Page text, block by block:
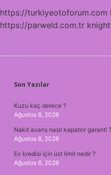
https://turkiyeotoforum.com
https://parweld.com.tr
SIDEBAR
Son Yazılar
Kuzu kaç derece ?
Ağustos 8, 2026
Nakit avans nasıl kapatılır garanti ?
Ağustos 8, 2026
Ev kredisi için üst limit nedir ?
Ağustos 6, 2026